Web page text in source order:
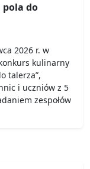
do
2026 r. w
kulinarny
talerza”,
i uczniów z 5
zespołów